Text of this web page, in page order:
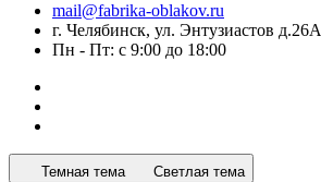
mail@fabrika-oblakov.ru
г. Челябинск, ул. Энтузиастов д.26А
Пн - Пт: с 9:00 до 18:00
Темная тема Светлая тема